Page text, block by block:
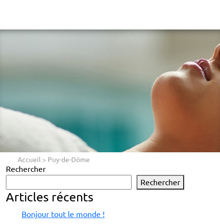
Accueil > Puy-de-Dôme
Rechercher
Rechercher
Articles récents
Bonjour tout le monde !